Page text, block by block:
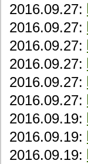
2016.09.27:
2016.09.27:
2016.09.27:
2016.09.27:
2016.09.27:
2016.09.27:
2016.09.19:
2016.09.19:
2016.09.19: